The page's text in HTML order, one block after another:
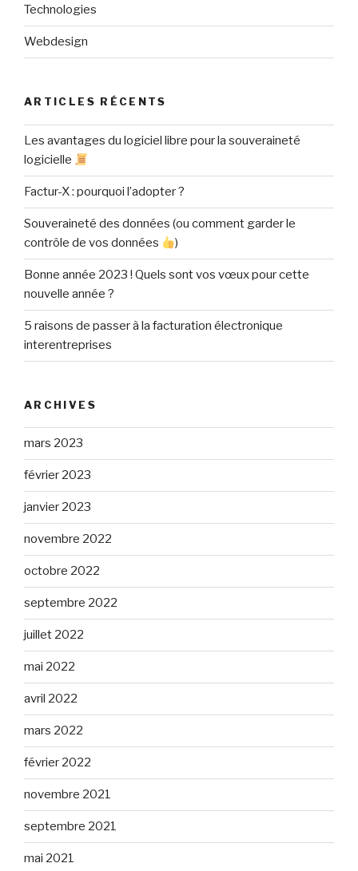
Technologies
Webdesign
ARTICLES RÉCENTS
Les avantages du logiciel libre pour la souveraineté
logicielle
Factur-X : pourquoi l’adopter ?
Souveraineté des données (ou comment garder le
contrôle de vos données
)
Bonne année 2023 ! Quels sont vos vœux pour cette
nouvelle année ?
5 raisons de passer à la facturation électronique
interentreprises
ARCHIVES
mars 2023
février 2023
janvier 2023
novembre 2022
octobre 2022
septembre 2022
juillet 2022
mai 2022
avril 2022
mars 2022
février 2022
novembre 2021
septembre 2021
mai 2021